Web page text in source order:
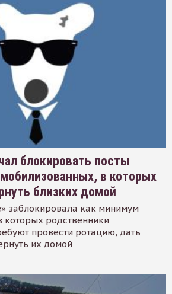
блокировать посты
в которых
близких домой
заблокировала как минимум
которых родственники
провести ротацию, дать
их домой